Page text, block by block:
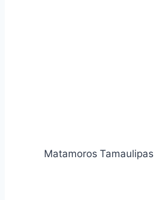
Matamoros Tamaulipas